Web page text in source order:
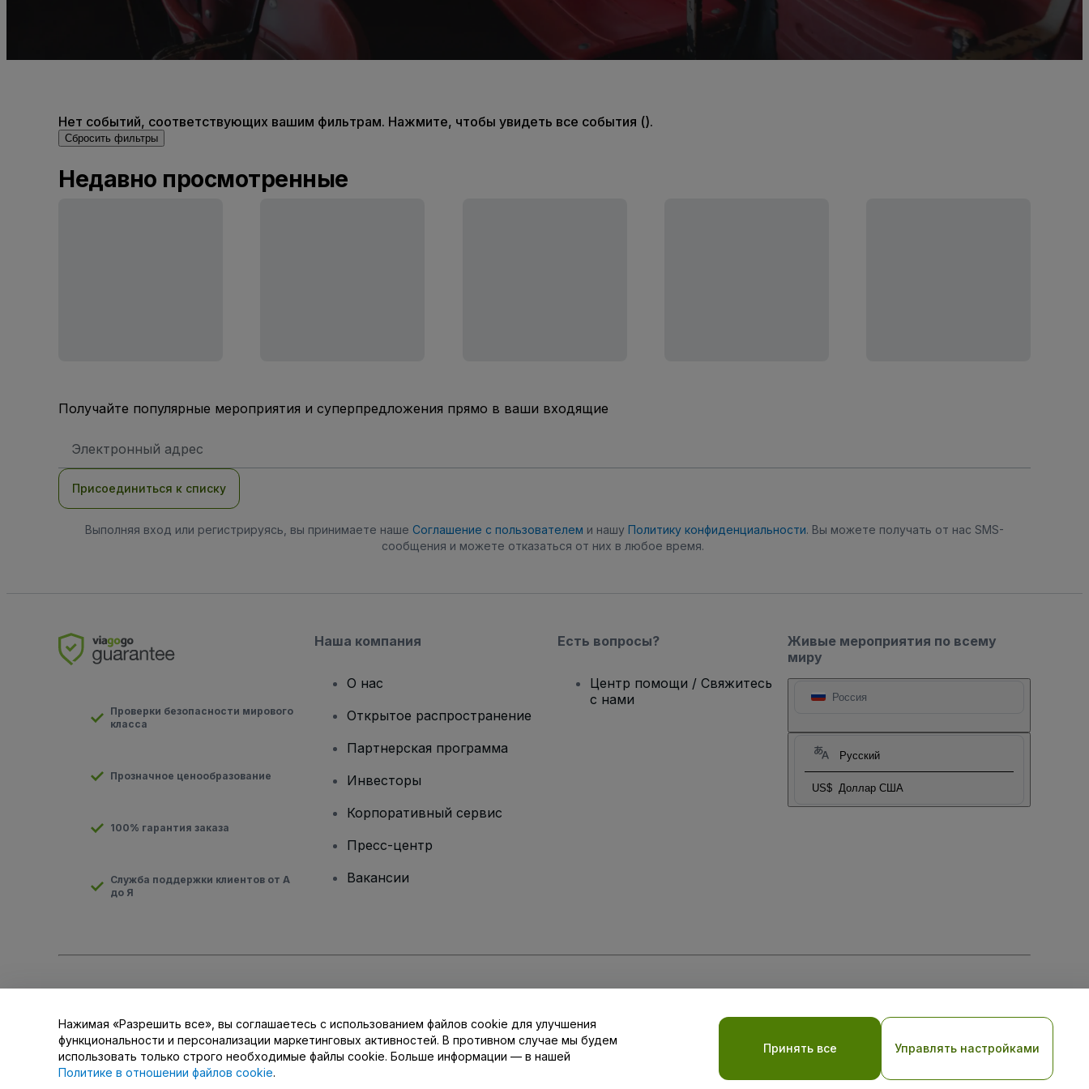
Нет событий, соответствующих вашим фильтрам. Нажмите, чтобы увидеть все события ().
Сбросить фильтры
Недавно просмотренные
Получайте популярные мероприятия и суперпредложения прямо в ваши входящие
электронной
Присоединиться к списку
Выполняя вход или регистрируясь, вы принимаете наше Соглашение с пользователем и нашу Политику конфиденциальности. Вы можете получать от нас SMS-
сообщения и можете отказаться от них в любое время.
Живые мероприятия по всему
миру
Россия
Русский
US$ Доллар США
Проверки безопасности мирового
класса
Прозначное ценообразование
100% гарантия заказа
Служба поддержки клиентов от А
до Я
Наша компания
О нас
Открытое распространение
Партнерская программа
Инвесторы
Корпоративный сервис
Пресс-центр
Вакансии
Есть вопросы?
Центр помощи / Свяжитесь
с нами
для мобильных устройств
Не передавайте мою личную информацию третьим лицам/Ваши настройки конфиденциальности
Нажимая «Разрешить все», вы соглашаетесь с использованием файлов cookie для улучшения
функциональности и персонализации маркетинговых активностей. В противном случае мы будем
использовать только строго необходимые файлы cookie. Больше информации — в нашей
Политике в отношении файлов cookie.
Принять все Управлять настройками